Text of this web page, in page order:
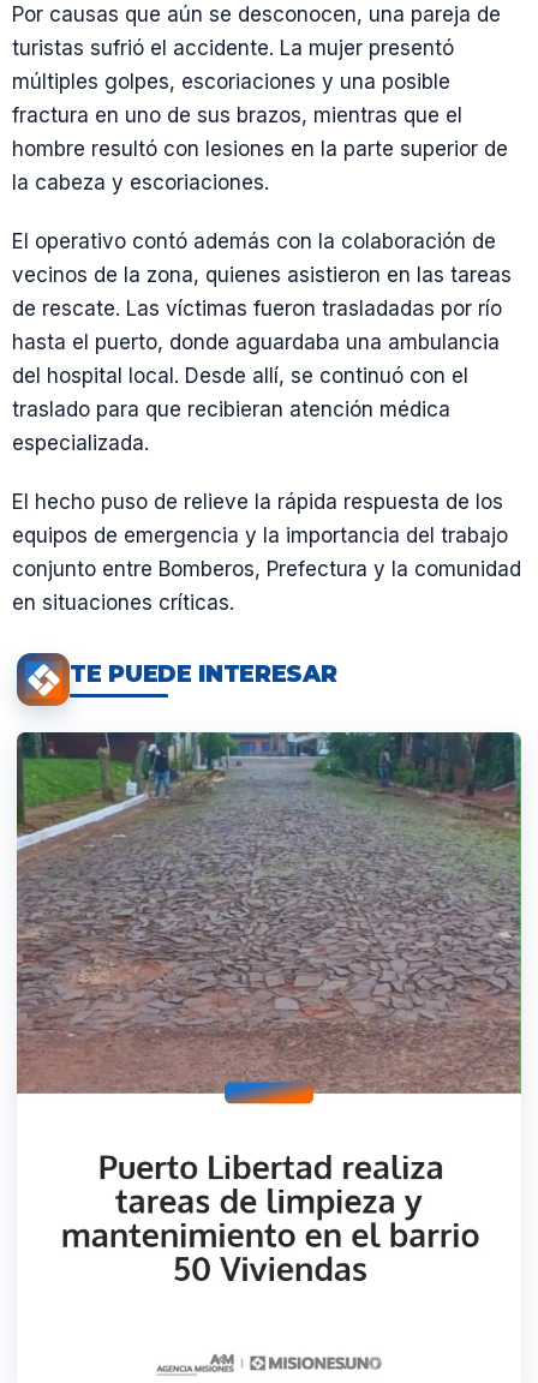
Por causas que aún se desconocen, una pareja de
turistas sufrió el accidente. La mujer presentó
múltiples golpes, escoriaciones y una posible
fractura en uno de sus brazos, mientras que el
hombre resultó con lesiones en la parte superior de
la cabeza y escoriaciones.
El operativo contó además con la colaboración de
vecinos de la zona, quienes asistieron en las tareas
de rescate. Las víctimas fueron trasladadas por río
hasta el puerto, donde aguardaba una ambulancia
del hospital local. Desde allí, se continuó con el
traslado para que recibieran atención médica
especializada.
El hecho puso de relieve la rápida respuesta de los
equipos de emergencia y la importancia del trabajo
conjunto entre Bomberos, Prefectura y la comunidad
en situaciones críticas.
TE PUEDE INTERESAR